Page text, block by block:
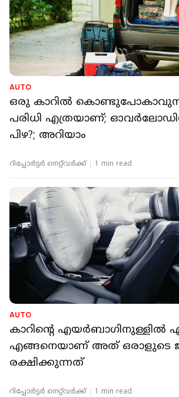
AUTO
ഒരു കാറില്‍ കൊണ്ടുപോകാവുന്ന
പരിധി എത്രയാണ്;
പിഴ?; അറിയാം
റിപ്പോർട്ടർ നെറ്റ്‌വര്‍ക്ക്‌ 1 min read
AUTO
കാറിന്റെ എയർബാഗിനുള്ളിൽ
എങ്ങനെയാണ് അത് ഒരാളുടെ
രക്ഷിക്കുന്നത്
റിപ്പോർട്ടർ നെറ്റ്‌വര്‍ക്ക്‌ 1 min read